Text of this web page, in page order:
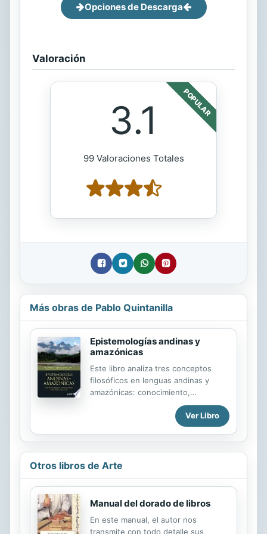
Opciones de Descarga
Valoración
POPULAR
3.1
99 Valoraciones Totales
Más obras de Pablo Quintanilla
Epistemologías andinas y
amazónicas
Este libro analiza tres conceptos
filosóficos en lenguas andinas y
amazónicas: conocimiento,
comprensión y sabiduría. Es el
producto de investigaciones
interculturales e interdisciplinarias
que abordan las distintas maneras
como lo andino, lo amazónico y lo
occidental se ven unos a otros y a sí
de esas diferencias para conocernos
mejor mutuamente, pero también a
únicamente un libro de académicos
Ver Libro
Otros libros de Arte
Manual del dorado de libros
En este manual, el autor nos
transmite con todo detalle sus